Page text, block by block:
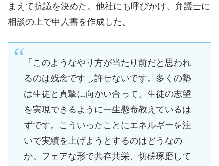
まえて抗議を決めた。他社にも呼びかけ、弁護士に
相談の上で申入書を作成した。
「このようなやり方が当たり前だと思われ
るのは残念ですし許せないです。多くの塾
は生徒と真摯に向かい合って、生徒の志望
を実現できるように一生懸命教えているは
ずです。こういったことにエネルギーを注
いで実績を上げようとするのはどうなの
か。フェアな形で共存共栄、切磋琢磨して